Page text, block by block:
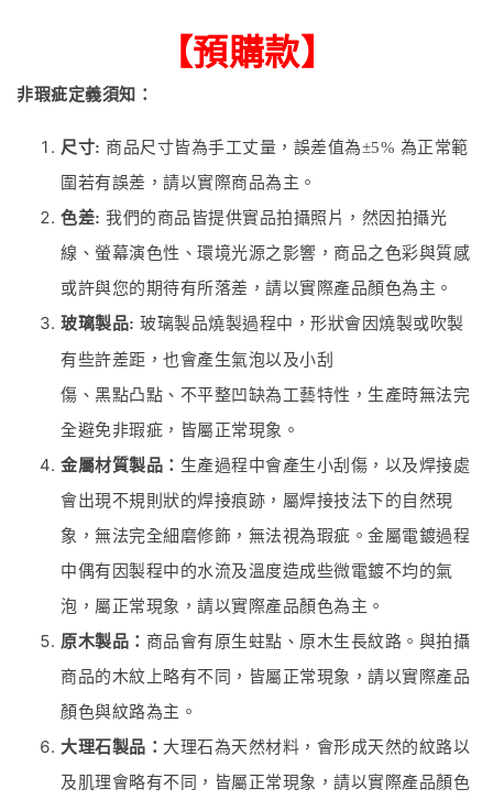
【預購款】
非瑕疵定義須知：
尺寸: 商品尺寸皆為手工丈量，誤差值為±5% 為正常範
圍若有誤差，請以實際商品為主。
色差: 我們的商品皆提供實品拍攝照片，然因拍攝光
線、螢幕演色性、環境光源之影響，商品之色彩與質感
或許與您的期待有所落差，請以實際產品顏色為主。
玻璃製品: 玻璃製品燒製過程中，形狀會因燒製或吹製
有些許差距，也會產生氣泡以及小刮
傷、黑點凸點、不平整凹缺為工藝特性，生產時無法完
全避免非瑕疵，皆屬正常現象。
金屬材質製品： 生產過程中會產生小刮傷，以及焊接處
會出現不規則狀的焊接痕跡，屬焊接技法下的自然現
象，無法完全細磨修飾，無法視為瑕疵。金屬電鍍過程
中偶有因製程中的水流及溫度造成些微電鍍不均的氣
泡，屬正常現象，請以實際產品顏色為主。
原木製品： 商品會有原生蛀點、原木生長紋路。與拍攝
商品的木紋上略有不同，皆屬正常現象，請以實際產品
顏色與紋路為主。
大理石製品： 大理石為天然材料，會形成天然的紋路以
及肌理會略有不同，皆屬正常現象，請以實際產品顏色